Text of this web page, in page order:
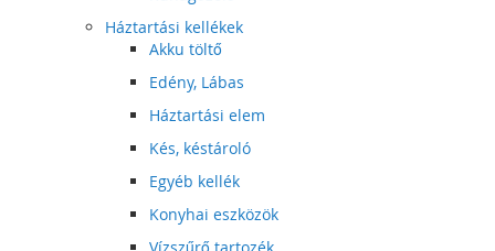
Háztartási kellékek
Akku töltő
Edény, Lábas
Háztartási elem
Kés, késtároló
Egyéb kellék
Konyhai eszközök